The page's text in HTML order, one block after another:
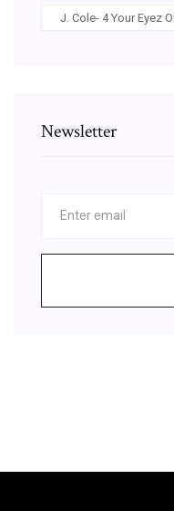
J. Cole- 4 Your Eyez
Newsletter